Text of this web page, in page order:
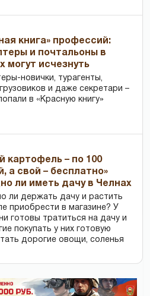
книга» профессий:
и почтальоны в
могут исчезнуть
новички, тур­агенты,
и даже секретари –
в «Красную книгу»
картофель – по 100
а свой – бесплатно»
ли иметь дачу в Челнах
ли держать дачу и растить
приобрести в магазине? У
готовы тратиться на дачу и
покупать у них готовую
дорогие овощи, соленья